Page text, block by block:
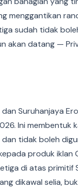
menggantikan
sudah tidak
akan datang —
dan Suruhanjaya
Ini membentuk
tidak boleh
produk iklan
di atas primitif
dikawal selia,